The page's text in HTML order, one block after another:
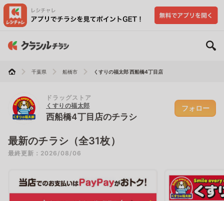
千葉県 船橋市 くすりの福太郎 西船橋4丁目店
ドラッグストア
くすりの福太郎
西船橋4丁目店のチラシ
フォロー
最新のチラシ（全31枚）
最終更新：2026/08/06